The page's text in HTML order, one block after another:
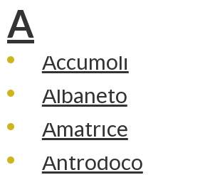
A
Accumoli
Albaneto
Amatrice
Antrodoco